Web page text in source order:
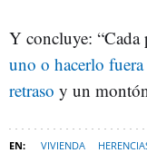
Y concluye: “Cada
uno o hacerlo fuera
retraso y un
VIVIENDA